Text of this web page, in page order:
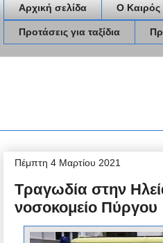
Αρχική σελίδα Ο Καιρός
Προτάσεις για ταξίδια
Πέμπτη 4 Μαρτίου 2021
Τραγωδία στην
νοσοκομείο Πύργου